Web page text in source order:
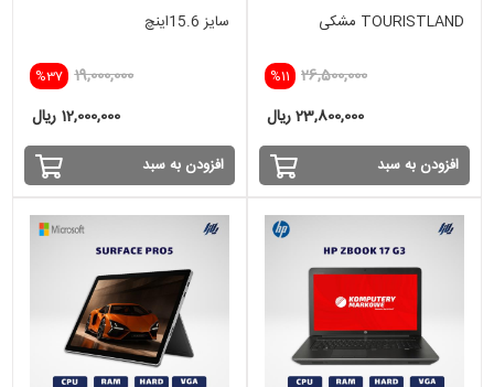
TOURISTLAND مشکی
%11 26,500,000
23,800,000 ریال
افزودن به سبد
سایز 15.6اینچ
%37 19,000,000
12,000,000 ریال
افزودن به سبد